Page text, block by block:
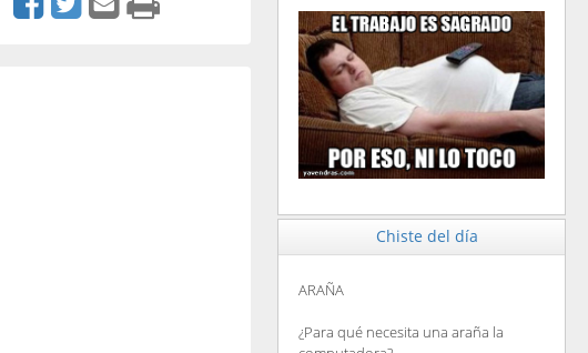
Chiste del día
ARAÑA
¿Para qué necesita una araña la